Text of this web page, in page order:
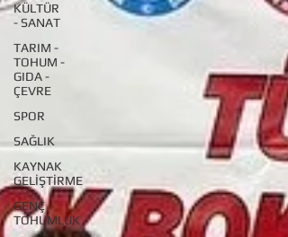
KÜLTÜR
- SANAT
TARIM -
TOHUM -
GIDA -
ÇEVRE
SPOR
SAĞLIK
KAYNAK
GELİŞTİRME
GENÇ
TOHUMLUK